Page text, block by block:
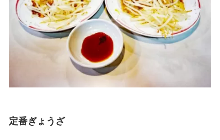
定番ぎょうざ